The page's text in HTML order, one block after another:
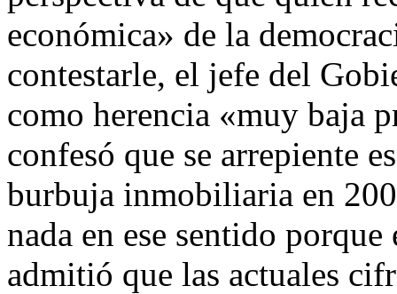
económica» de la
contestarle, el jefe del
como herencia «muy baja
confesó que se arrepiente
burbuja inmobiliaria en
nada en ese sentido
admitió que las actuales